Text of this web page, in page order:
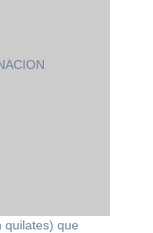
quilates) que